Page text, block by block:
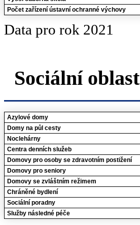
Počet zařízení ústavní ochranné výchovy
Data pro rok 2021
Sociální oblast
Azylové domy
Domy na půl cesty
Noclehárny
Centra denních služeb
Domovy pro osoby se zdravotním postižení
Domovy pro seniory
Domovy se zvláštním režimem
Chráněné bydlení
Sociální poradny
Služby následné péče